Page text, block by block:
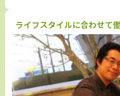
ライフスタイルに合わせて